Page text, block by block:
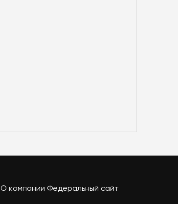
О компании Федеральный сайт